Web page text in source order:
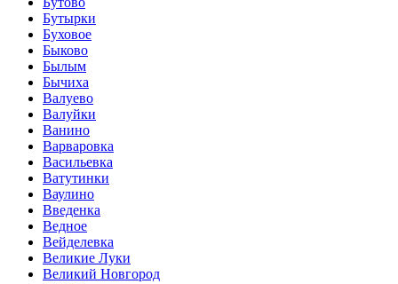
Бутырки
Буховое
Быково
Былым
Бычиха
Валуево
Валуйки
Ванино
Варваровка
Васильевка
Ватутинки
Ваулино
Введенка
Ведное
Вейделевка
Великие Луки
Великий Новгород